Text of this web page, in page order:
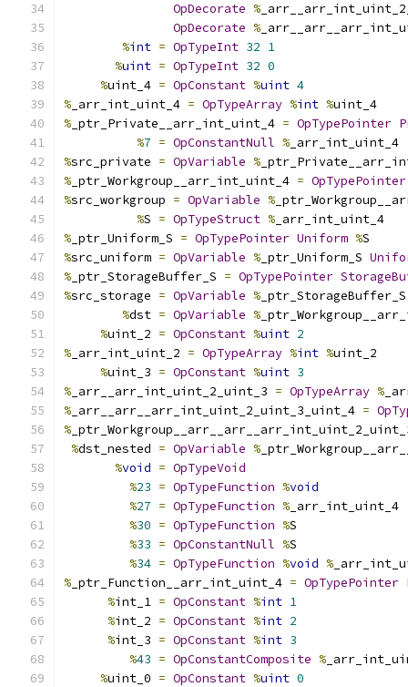
OpDecorate %
OpDecorate %
%int = OpTypeInt 32 1
%uint = OpTypeInt 32 0
%uint_4 = OpConstant %uint 4
% _arr_int_uint_4 = OpTypeArray %int %uint_4
% _ptr_Private__arr_int_uint_4 = OpTypePointer
%7 = OpConstantNull % _arr_int_uint_4
%src_private = OpVariable %
% _ptr_Workgroup__arr_int_uint_4 = OpTypePointer
%src_workgroup = OpVariable %
%S = OpTypeStruct % _arr_int_uint_4
% _ptr_Uniform_S = OpTypePointer Uniform %S
%src_uniform = OpVariable % _ptr_Uniform_S
% _ptr_StorageBuffer_S = OpTypePointer
%src_storage = OpVariable %
%dst = OpVariable %
%uint_2 = OpConstant %uint 2
% _arr_int_uint_2 = OpTypeArray %int %uint_2
%uint_3 = OpConstant %uint 3
% _arr__arr_int_uint_2_uint_3 = OpTypeArray %
% _arr__arr__arr_int_uint_2_uint_3_uint_4 =
%
%dst_nested = OpVariable %
%void = OpTypeVoid
%23 = OpTypeFunction %void
%27 = OpTypeFunction % _arr_int_uint_4
%30 = OpTypeFunction %S
%33 = OpConstantNull %S
%34 = OpTypeFunction %void %
% _ptr_Function__arr_int_uint_4 = OpTypePointer
%int_1 = OpConstant %int 1
%int_2 = OpConstant %int 2
%int_3 = OpConstant %int 3
%43 = OpConstantComposite %
%uint_0 = OpConstant %uint 0